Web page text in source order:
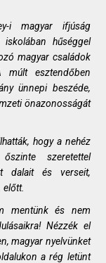
i magyar ifjúság
hűséggel
magyar családok
múlt esztendőben
ünnepi beszéde,
önazonosságát
hogy a nehéz
szeretettel
dalait és verseit,
előtt.
mentünk és nem
Nézzék el
magyar nyelvünket
a rég letünt